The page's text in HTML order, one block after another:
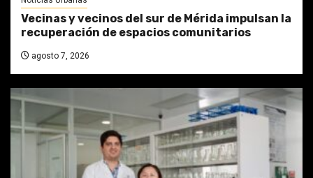
Vecinas y vecinos del sur de Mérida impulsan la
recuperación de espacios comunitarios
agosto 7, 2026